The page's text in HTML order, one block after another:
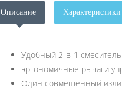
Описание Характеристики
Удобный 2-в-1
эргономичные рычаги
Один совмещенный